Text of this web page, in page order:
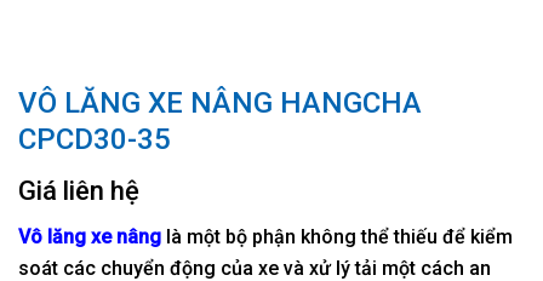
VÔ LĂNG XE NÂNG HANGCHA
CPCD30-35
Giá liên hệ
Vô lăng xe nâng là một bộ phận không thể thiếu để kiểm
soát các chuyển động của xe và xử lý tải một cách an